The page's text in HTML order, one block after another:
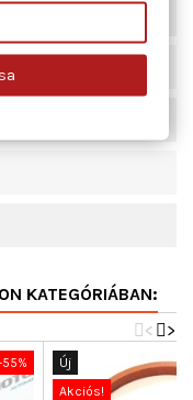
KATEGÓRIÁBAN:
>
<
Új
Akciós!